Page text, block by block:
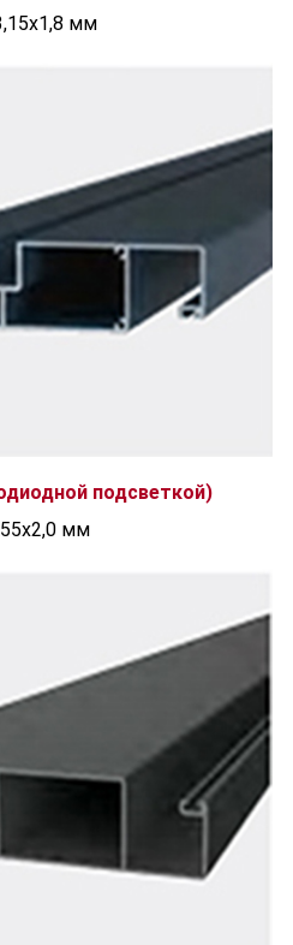
мм
подсветкой)
мм